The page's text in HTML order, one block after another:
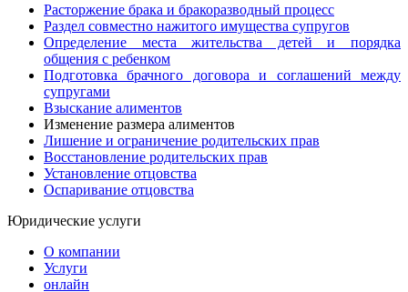
Расторжение брака и бракоразводный процесс
Раздел совместно нажитого имущества супругов
Определение места жительства детей и порядка
общения с ребенком
Подготовка брачного договора и соглашений между
супругами
Взыскание алиментов
Изменение размера алиментов
Лишение и ограничение родительских прав
Восстановление родительских прав
Установление отцовства
Оспаривание отцовства
Юридические услуги
О компании
Услуги
онлайн